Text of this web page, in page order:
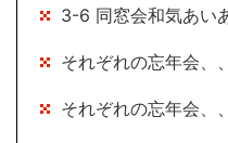
3-6 同窓会和気あい
それぞれの忘年会、
それぞれの忘年会、